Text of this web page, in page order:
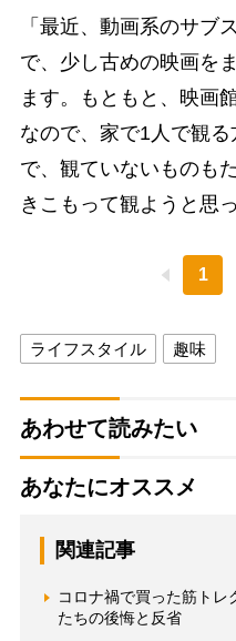
「最近、動画系のサブ
で、少し古めの映画を
ます。もともと、映画
なので、家で1人で観
で、観ていないものも
きこもって観ようと思
1
ライフスタイル 趣味
あわせて読みたい
あなたにオススメ
関連記事
コロナ禍で買った筋トレ
たちの後悔と反省